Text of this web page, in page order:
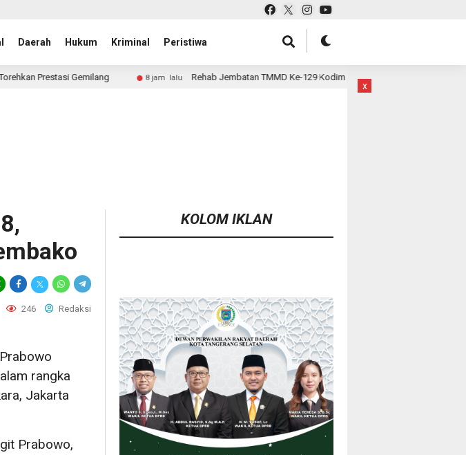
Daerah Hukum Kriminal Peristiwa
8 jam lalu Rehab Jembatan TMMD Ke-129 Kodim 1807/Sorsel Hampir Rampung, Perkuat Akses dan
246 Redaksi
rangka
Jakarta
Prabowo,
KOLOM IKLAN
x